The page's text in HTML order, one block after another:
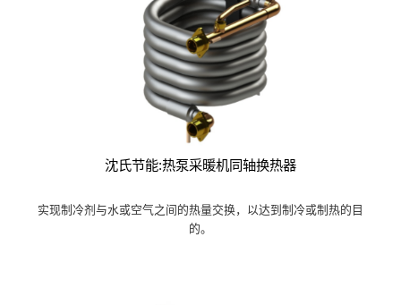
沈氏节能:热泵采暖机同轴换热器
实现制冷剂与水或空气之间的热量交换，以达到制冷或制热的目
的。